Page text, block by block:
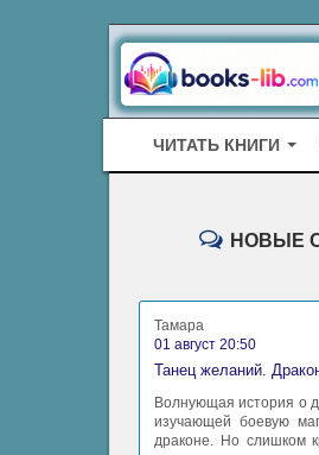
ЧИТАТЬ КНИГИ
НОВЫЕ
Тамара
01 август 20:50
Волнующая история о
изучающей боевую
драконе. Но слишком